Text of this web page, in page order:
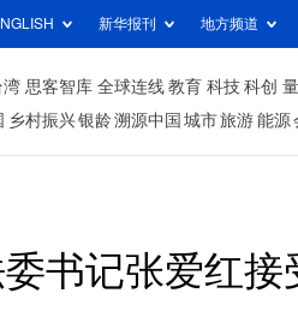
新华报刊 地方频道
湾 思客智库 全球连线 教育 科技 科创
乡村振兴银龄溯源中国 城市旅游 能源
书记张爱红